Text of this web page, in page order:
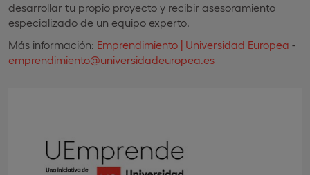
desarrollar tu propio proyecto y recibir asesoramiento
especializado de un equipo experto.
Más información: Emprendimiento | Universidad Europea -
emprendimiento@universidadeuropea.es